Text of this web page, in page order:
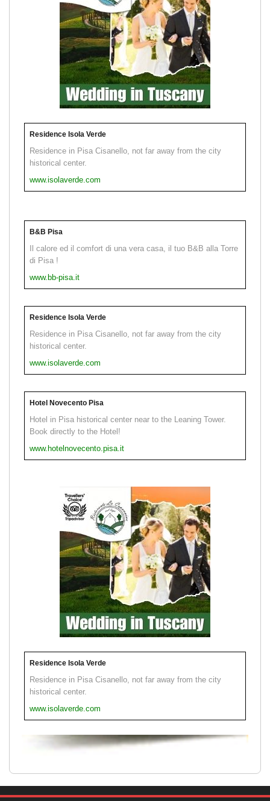
Residence Isola Verde
Residence in Pisa Cisanello, not far away from the city
historical center.
www.isolaverde.com
B&B Pisa
Il calore ed il comfort di una vera casa, il tuo B&B alla Torre
di Pisa !
www.bb-pisa.it
Residence Isola Verde
Residence in Pisa Cisanello, not far away from the city
historical center.
www.isolaverde.com
Hotel Novecento Pisa
Hotel in Pisa historical center near to the Leaning Tower.
Book directly to the Hotel!
www.hotelnovecento.pisa.it
Residence Isola Verde
Residence in Pisa Cisanello, not far away from the city
historical center.
www.isolaverde.com